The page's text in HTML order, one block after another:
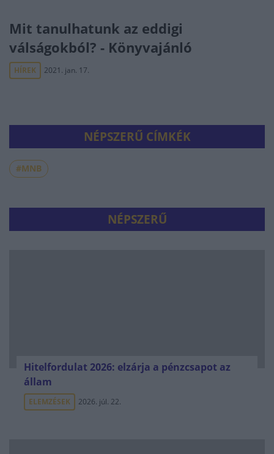
Mit tanulhatunk az eddigi
válságokból? - Könyvajánló
HÍREK 2021. jan. 17.
NÉPSZERŰ CÍMKÉK
#MNB
NÉPSZERŰ
Hitelfordulat 2026: elzárja a pénzcsapot az
állam
ELEMZÉSEK 2026. júl. 22.